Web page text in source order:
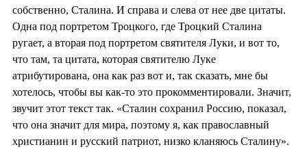
собственно, Сталина. И справа и слева от нее две цитаты.
Одна под портретом Троцкого, где Троцкий Сталина
ругает, а вторая под портретом святителя Луки, и вот то,
что там, та цитата, которая святителю Луке
атрибутирована, она как раз вот и, так сказать, мне бы
хотелось, чтобы вы как-то это прокомментировали. Значит,
звучит этот текст так. «Сталин сохранил Россию, показал,
что она значит для мира, поэтому я, как православный
христианин и русский патриот, низко кланяюсь Сталину».